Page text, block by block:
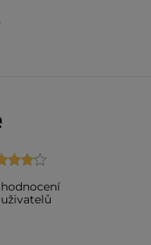
hodnocení
uživatelů